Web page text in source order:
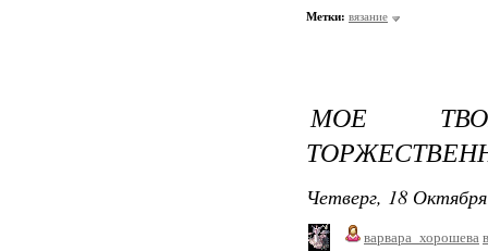
Метки: вязание
МОЕ
Четверг, 18
варвара_хорошева